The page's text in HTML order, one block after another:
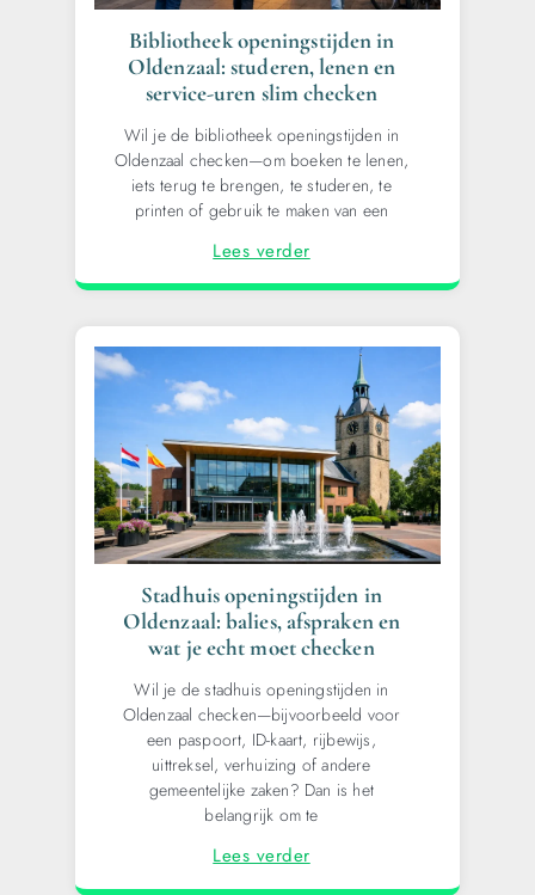
Bibliotheek openingstijden in
Oldenzaal: studeren, lenen en
service-uren slim checken
Wil je de bibliotheek openingstijden in
Oldenzaal checken—om boeken te lenen,
iets terug te brengen, te studeren, te
printen of gebruik te maken van een
Lees verder
Stadhuis openingstijden in
Oldenzaal: balies, afspraken en
wat je echt moet checken
Wil je de stadhuis openingstijden in
Oldenzaal checken—bijvoorbeeld voor
een paspoort, ID-kaart, rijbewijs,
uittreksel, verhuizing of andere
gemeentelijke zaken? Dan is het
belangrijk om te
Lees verder